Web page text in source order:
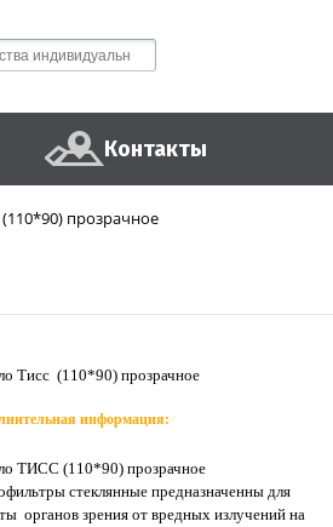
Контакты
(110*90) прозрачное
Тисс (110*90) прозрачное
информация:
ТИСС (110*90) прозрачное
стеклянные предназначенны для
органов зрения от вредных излучений на